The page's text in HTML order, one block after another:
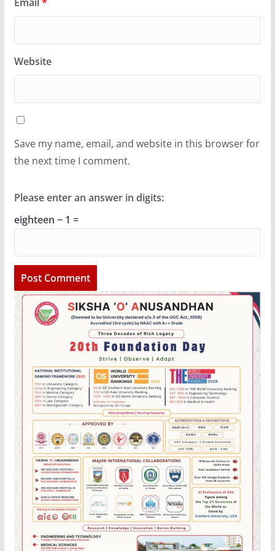
Website
Save my name, email, and website in this browser for
the next time I comment.
Please enter an answer in digits:
eighteen − 1 =